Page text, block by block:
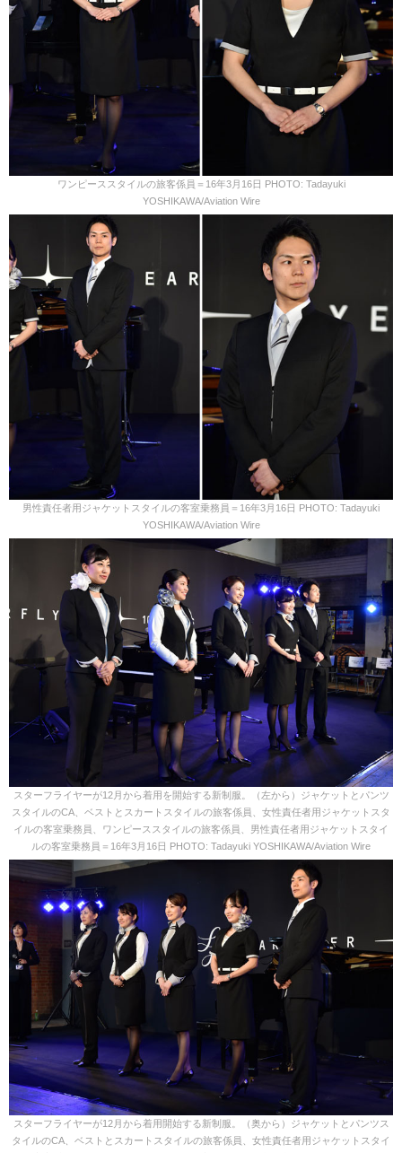
ワンピーススタイルの旅客係員＝16年3月16日 PHOTO: Tadayuki
YOSHIKAWA/Aviation Wire
男性責任者用ジャケットスタイルの客室乗務員＝16年3月16日 PHOTO: Tadayuki
YOSHIKAWA/Aviation Wire
スターフライヤーが12月から着用を開始する新制服。（左から）ジャケットとパンツ
スタイルのCA、ベストとスカートスタイルの旅客係員、女性責任者用ジャケットスタ
イルの客室乗務員、ワンピーススタイルの旅客係員、男性責任者用ジャケットスタイ
ルの客室乗務員＝16年3月16日 PHOTO: Tadayuki YOSHIKAWA/Aviation Wire
スターフライヤーが12月から着用開始する新制服。（奥から）ジャケットとパンツス
タイルのCA、ベストとスカートスタイルの旅客係員、女性責任者用ジャケットスタイ